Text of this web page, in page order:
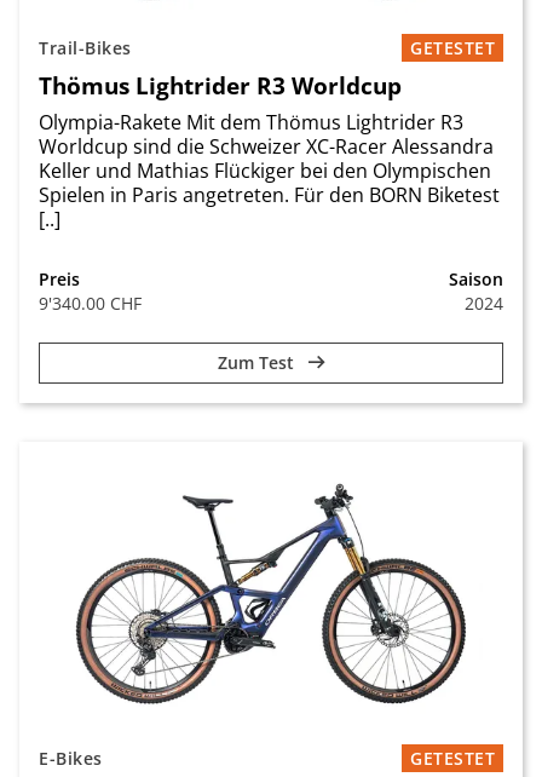
Trail-Bikes GETESTET
Thömus Lightrider R3 Worldcup
Olympia-Rakete Mit dem Thömus Lightrider R3
Worldcup sind die Schweizer XC-Racer Alessandra
Keller und Mathias Flückiger bei den Olympischen
Spielen in Paris angetreten. Für den BORN Biketest
[..]
Preis
9'340.00 CHF
Saison
2024
Zum Test
E-Bikes GETESTET